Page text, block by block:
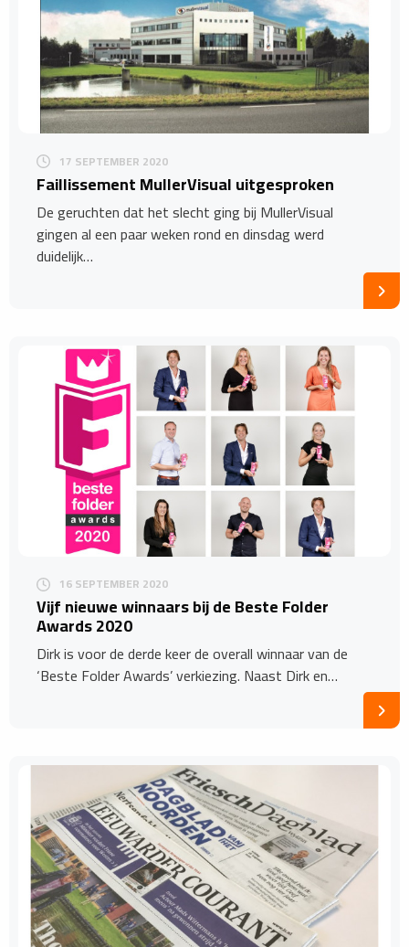
17 SEPTEMBER 2020
Faillissement MullerVisual uitgesproken
De geruchten dat het slecht ging bij MullerVisual
gingen al een paar weken rond en dinsdag werd
duidelijk…
16 SEPTEMBER 2020
Vijf nieuwe winnaars bij de Beste Folder
Awards 2020
Dirk is voor de derde keer de overall winnaar van de
‘Beste Folder Awards’ verkiezing. Naast Dirk en…